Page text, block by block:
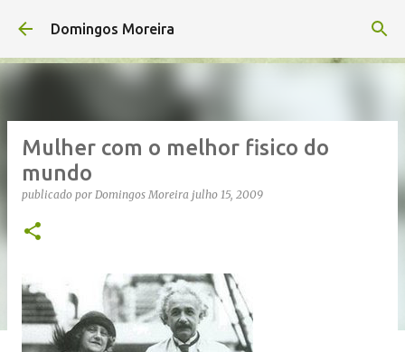
Avançar para o conteúdo principal
Domingos Moreira
Mulher com o melhor fisico do
mundo
publicado por Domingos Moreira julho 15, 2009